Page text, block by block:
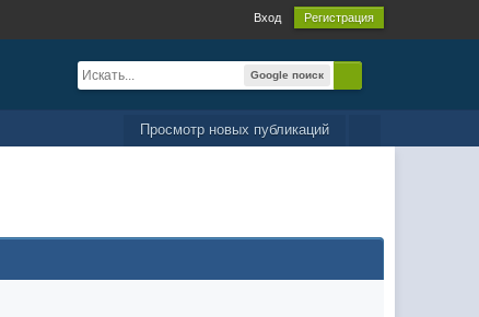
Вход Регистрация
Google поиск
Просмотр новых публикаций